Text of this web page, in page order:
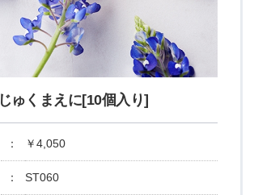
じゅくまえに[10個入り]
： ￥4,050
： ST060